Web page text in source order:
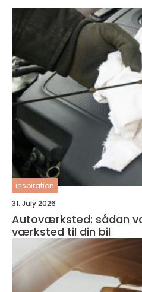
inspiration
31. July 2026
Autoværksted: sådan
værksted til din bil